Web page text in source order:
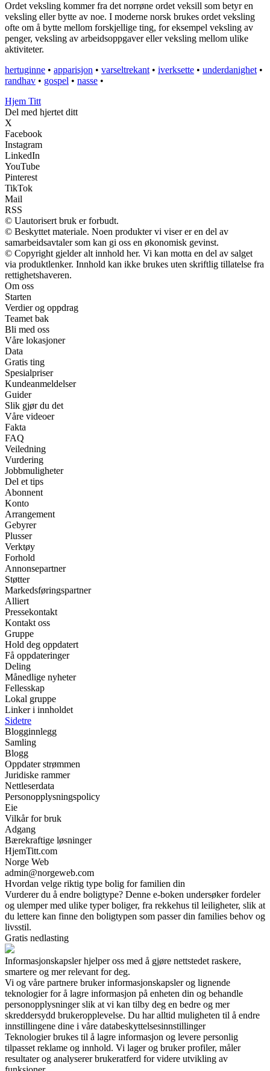
Ordet veksling kommer fra det norrøne ordet veksill som betyr en
veksling eller bytte av noe. I moderne norsk brukes ordet veksling
ofte om å bytte mellom forskjellige ting, for eksempel veksling av
penger, veksling av arbeidsoppgaver eller veksling mellom ulike
aktiviteter.
hertuginne • apparisjon • varseltrekant • iverksette • underdanighet •
randhav • gospel • nasse •
Hjem Titt
Del med hjertet ditt
X
Facebook
Instagram
LinkedIn
YouTube
Pinterest
TikTok
Mail
RSS
© Uautorisert bruk er forbudt.
© Beskyttet materiale. Noen produkter vi viser er en del av
samarbeidsavtaler som kan gi oss en økonomisk gevinst.
© Copyright gjelder alt innhold her. Vi kan motta en del av salget
via produktlenker. Innhold kan ikke brukes uten skriftlig tillatelse fra
rettighetshaveren.
Om oss
Starten
Verdier og oppdrag
Teamet bak
Bli med oss
Våre lokasjoner
Data
Gratis ting
Spesialpriser
Kundeanmeldelser
Guider
Slik gjør du det
Våre videoer
Fakta
FAQ
Veiledning
Vurdering
Jobbmuligheter
Del et tips
Abonnent
Konto
Arrangement
Gebyrer
Plusser
Verktøy
Forhold
Annonsepartner
Støtter
Markedsføringspartner
Alliert
Pressekontakt
Kontakt oss
Gruppe
Hold deg oppdatert
Få oppdateringer
Deling
Månedlige nyheter
Fellesskap
Lokal gruppe
Linker i innholdet
Sidetre
Blogginnlegg
Samling
Blogg
Oppdater strømmen
Juridiske rammer
Nettleserdata
Personopplysningspolicy
Eie
Vilkår for bruk
Adgang
Bærekraftige løsninger
HjemTitt.com
Norge Web
admin@norgeweb.com
Hvordan velge riktig type bolig for familien din
Vurderer du å endre boligtype? Denne e-boken undersøker fordeler
og ulemper med ulike typer boliger, fra rekkehus til leiligheter, slik at
du lettere kan finne den boligtypen som passer din families behov og
livsstil.
Gratis nedlasting
Informasjonskapsler hjelper oss med å gjøre nettstedet raskere,
smartere og mer relevant for deg.
Vi og våre partnere bruker informasjonskapsler og lignende
teknologier for å lagre informasjon på enheten din og behandle
personopplysninger slik at vi kan tilby deg en bedre og mer
skreddersydd brukeropplevelse. Du har alltid muligheten til å endre
innstillingene dine i våre databeskyttelsesinnstillinger
Teknologier brukes til å lagre informasjon og levere personlig
tilpasset reklame og innhold. Vi lager og bruker profiler, måler
resultater og analyserer brukeratferd for videre utvikling av